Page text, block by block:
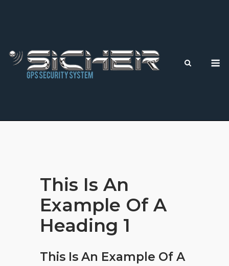
This Is An
Example Of A
Heading 1
This Is An Example Of A